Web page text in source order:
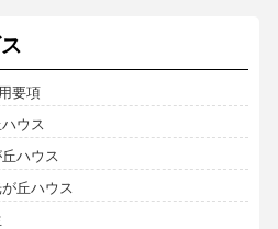
要項
ウス
ハウス
丘ハウス